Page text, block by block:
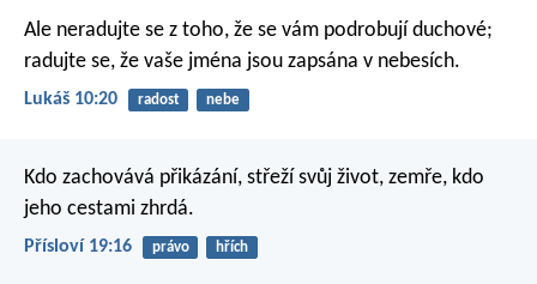
Ale neradujte se z toho, že se vám podrobují duchové;
radujte se, že vaše jména jsou zapsána v nebesích.
Lukáš 10:20 radost nebe
Kdo zachovává přikázání, střeží svůj život, zemře, kdo
jeho cestami zhrdá.
Přísloví 19:16 právo hřích